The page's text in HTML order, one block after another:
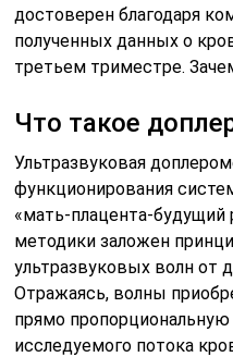
достоверен благодаря
полученных данных о
третьем триместре.
Что такое
Ультразвуковая
функционирования
«мать-плацента-будущий
методики заложен
ультразвуковых волн от
Отражаясь, волны
прямо
исследуемого потока